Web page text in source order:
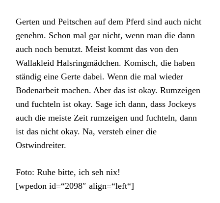
Gerten und Peitschen auf dem Pferd sind auch nicht
genehm. Schon mal gar nicht, wenn man die dann
auch noch benutzt. Meist kommt das von den
Wallakleid Halsringmädchen. Komisch, die haben
ständig eine Gerte dabei. Wenn die mal wieder
Bodenarbeit machen. Aber das ist okay. Rumzeigen
und fuchteln ist okay. Sage ich dann, dass Jockeys
auch die meiste Zeit rumzeigen und fuchteln, dann
ist das nicht okay. Na, versteh einer die
Ostwindreiter.
Foto: Ruhe bitte, ich seh nix!
[wpedon id=“2098″ align=“left“]